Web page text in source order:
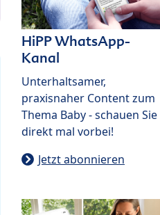
HiPP WhatsApp-
Kanal
Unterhaltsamer,
praxisnaher Content zum
Thema Baby - schauen Sie
direkt mal vorbei!
Jetzt abonnieren